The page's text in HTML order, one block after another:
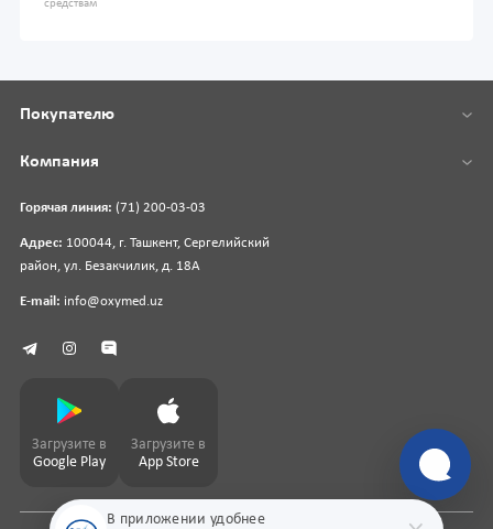
средствам
В приложении удобнее
Горячая линия: (71) 200-03-03
Адрес: 100044, г. Ташкент, Сергелийский
район, ул. Безакчилик, д. 18А
E-mail: info@oxymed.uz
Покупателю
Компания
Загрузите в
Google Play
Загрузите в
App Store